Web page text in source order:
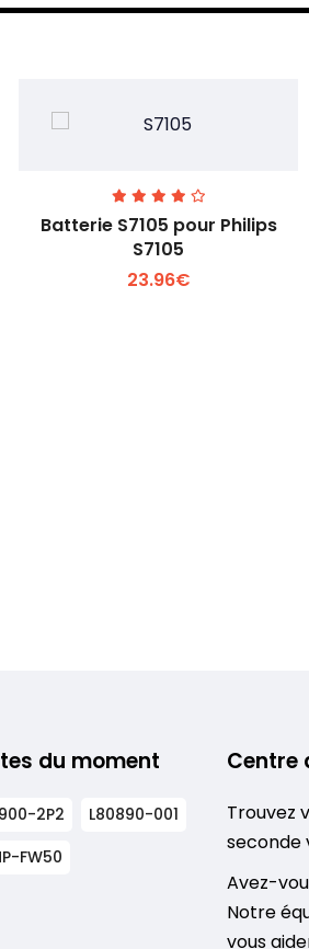
Voir plus +
Batterie S7105 pour Philips
S7105
23.96€
du moment
2P2
L80890-001
FW50
Centre
Trouvez
seconde
Avez-
Notre
vous